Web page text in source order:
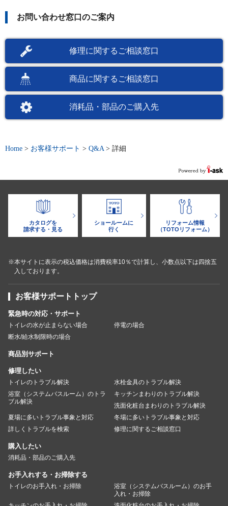
お問い合わせ窓口のご案内
修理に関するご相談窓口
商品に関するご相談窓口
消耗品・部品のご購入先
Home > お客様サポート > Q&A > 詳細
カタログを
請求する・見る
ショールームに
行く
リフォーム情報
（TOTOリフォーム）
※本サイトに表示の税込価格は消費税率10％で計算し、小数点以下は四捨五
入しております。
お客様サポートトップ
緊急時の対応・サポート
トイレの水が止まらない場合
停電の場合
断水/給水制限時の場合
商品別サポート
修理したい
トイレのトラブル解決
水栓金具のトラブル解決
浴室（システムバスルーム）のトラ
ブル解決
キッチンまわりのトラブル解決
洗面化粧台まわりのトラブル解決
夏場に多いトラブル事象と対応
冬場に多いトラブル事象と対応
詳しくトラブルを検索
修理に関するご相談窓口
購入したい
消耗品・部品のご購入先
お手入れする・お掃除する
トイレのお手入れ・お掃除
浴室（システムバスルーム）のお手
入れ・お掃除